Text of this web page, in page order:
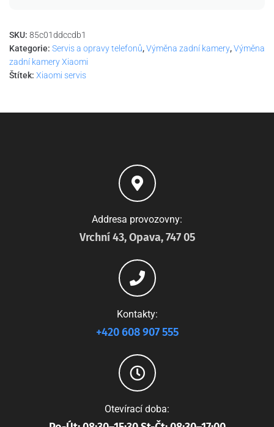
SKU: 85c01ddccdb1
Kategorie: Servis a opravy telefonů,Výměna zadní kamery,Výměna
zadní kamery Xiaomi
Štítek: Xiaomi servis
Addresa provozovny:
Vrchní 43, Opava, 747 05
Kontakty:
+420 608 907 555
Otevírací doba: